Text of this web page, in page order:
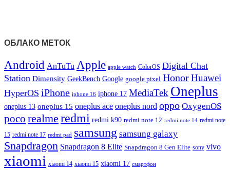
ОБЛАКО МЕТОК
Android AnTuTu Apple apple watch ColorOS Digital Chat
Station Dimensity GeekBench Google google pixel HonorHuawei
HyperOS iPhone iphone 16 iphone 17 MediaTek Oneplus
oneplus 13 oneplus 15 oneplus ace oneplus nord oppo OxygenOS
poco realme redmi redmi k90 redmi note 12 redmi note 14 redmi note
15 redmi note 17 redmi pad samsung samsung galaxy
Snapdragon Snapdragon 8 Elite Snapdragon 8 Gen Elite sony vivo
xiaomi xiaomi 14 xiaomi 15 xiaomi 17 смартфон